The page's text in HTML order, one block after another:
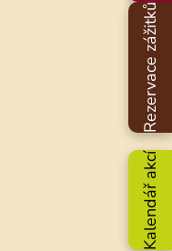
Rezervace zážitků
Kalendář akcí